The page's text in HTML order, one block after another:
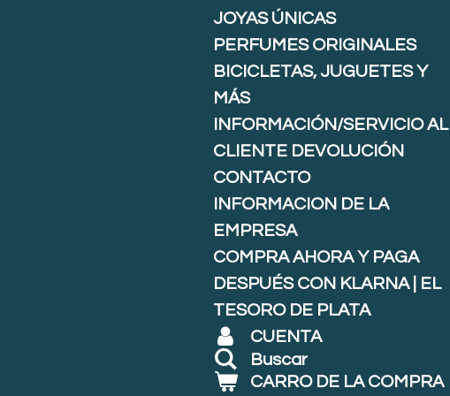
JOYAS ÚNICAS
PERFUMES ORIGINALES
BICICLETAS, JUGUETES Y
MÁS
INFORMACIÓN/SERVICIO AL
CLIENTE DEVOLUCIÓN
CONTACTO
INFORMACION DE LA
EMPRESA
COMPRA AHORA Y PAGA
DESPUÉS CON KLARNA | EL
TESORO DE PLATA
CUENTA
Buscar
CARRO DE LA COMPRA